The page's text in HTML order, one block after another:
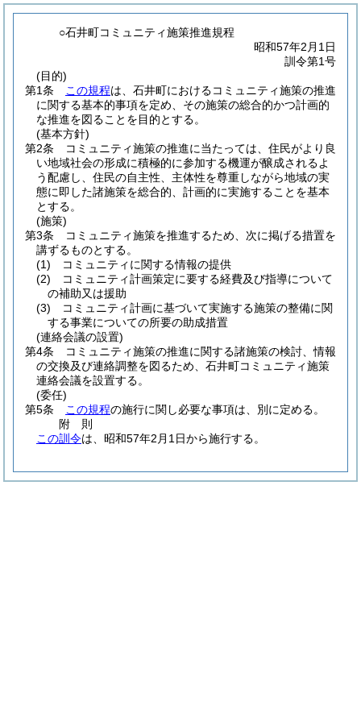
○石井町コミュニティ施策推進規程
昭和57年2月1日
訓令第1号
(目的)
第1条
この規程は、石井町におけるコミュニティ施策の推進
に関する基本的事項を定め、その施策の総合的かつ計画的
な推進を図ることを目的とする。
(基本方針)
第2条
コミュニティ施策の推進に当たっては、住民がより良
い地域社会の形成に積極的に参加する機運が醸成されるよ
う配慮し、住民の自主性、主体性を尊重しながら地域の実
態に即した諸施策を総合的、計画的に実施することを基本
とする。
(施策)
第3条
コミュニティ施策を推進するため、次に掲げる措置を
講ずるものとする。
(1)
コミュニティに関する情報の提供
(2)
コミュニティ計画策定に要する経費及び指導について
の補助又は援助
(3)
コミュニティ計画に基づいて実施する施策の整備に関
する事業についての所要の助成措置
(連絡会議の設置)
第4条
コミュニティ施策の推進に関する諸施策の検討、情報
の交換及び連絡調整を図るため、石井町コミュニティ施策
連絡会議を設置する。
(委任)
第5条
この規程の施行に関し必要な事項は、別に定める。
附 則
この訓令は、昭和57年2月1日から施行する。